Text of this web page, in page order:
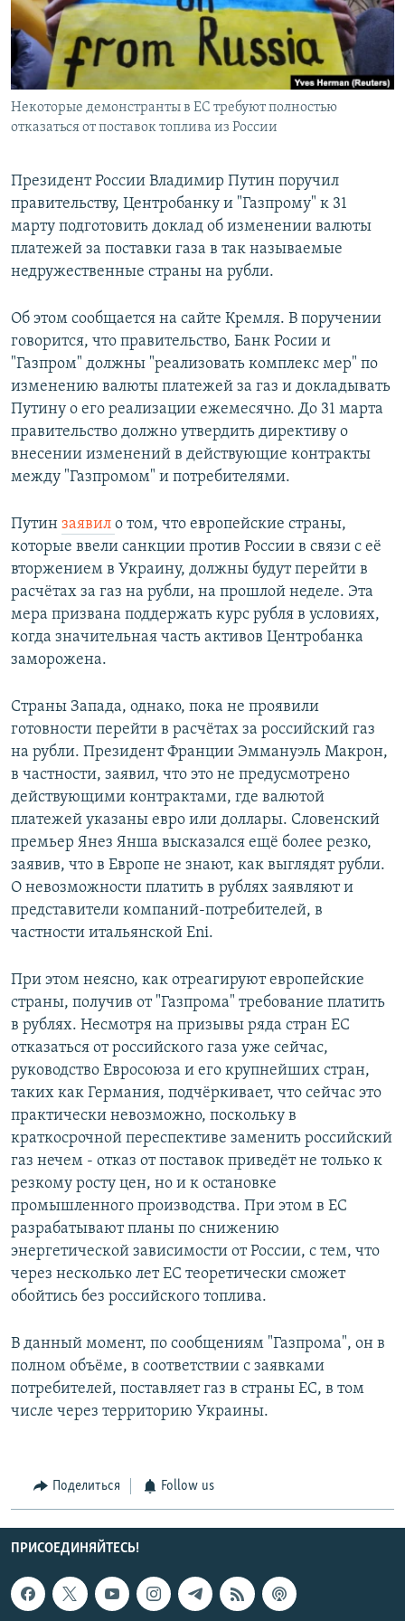
СПОРТ
МИР
БЛОГИ
ГОЛОСА
ЧИТАЕМ ПРЕССУ
АРХИВ РАДИОПРОГРАММЫ
Все сайты РСЕ/РС
Некоторые демонстранты в ЕС требуют полностью
отказаться от поставок топлива из России
Президент России Владимир Путин поручил
правительству, Центробанку и "Газпрому" к 31
марту подготовить доклад об изменении валюты
платежей за поставки газа в так называемые
недружественные страны на рубли.
Об этом сообщается на сайте Кремля. В поручении
говорится, что правительство, Банк Росии и
"Газпром" должны "реализовать комплекс мер" по
изменению валюты платежей за газ и докладывать
Путину о его реализации ежемесячно. До 31 марта
правительство должно утвердить директиву о
внесении изменений в действующие контракты
между "Газпромом" и потребителями.
Путин заявил о том, что европейские страны,
которые ввели санкции против России в связи с её
вторжением в Украину, должны будут перейти в
расчётах за газ на рубли, на прошлой неделе. Эта
мера призвана поддержать курс рубля в условиях,
когда значительная часть активов Центробанка
заморожена.
Страны Запада, однако, пока не проявили
готовности перейти в расчётах за российский газ
на рубли. Президент Франции Эммануэль Макрон,
в частности, заявил, что это не предусмотрено
действующими контрактами, где валютой
платежей указаны евро или доллары. Словенский
премьер Янез Янша высказался ещё более резко,
заявив, что в Европе не знают, как выглядят рубли.
О невозможности платить в рублях заявляют и
представители компаний-потребителей, в
частности итальянской Eni.
При этом неясно, как отреагируют европейские
страны, получив от "Газпрома" требование платить
в рублях. Несмотря на призывы ряда стран ЕС
отказаться от российского газа уже сейчас,
руководство Евросоюза и его крупнейших стран,
таких как Германия, подчёркивает, что сейчас это
практически невозможно, поскольку в
краткосрочной переспективе заменить российский
газ нечем - отказ от поставок приведёт не только к
резкому росту цен, но и к остановке
промышленного производства. При этом в ЕС
разрабатывают планы по снижению
энергетической зависимости от России, с тем, что
через несколько лет ЕС теоретически сможет
обойтись без российского топлива.
В данный момент, по сообщениям "Газпрома", он в
полном объёме, в соответствии с заявками
потребителей, поставляет газ в страны ЕС, в том
числе через территорию Украины.
Поделиться Follow us
ПРИСОЕДИНЯЙТЕСЬ!